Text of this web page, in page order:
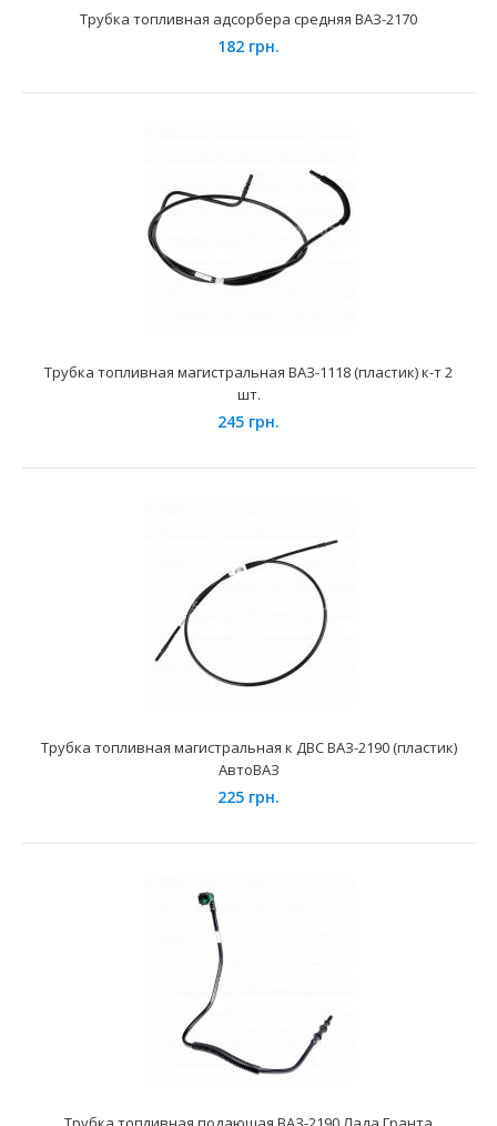
Применение на автомобилях семейства ВАЗ-2104, 2107 и
их модификаций с инжекторными двигателями ..
Топливные шланги ВАЗ-2112 (к-т.)
Применение на автомобилях семейства ВАЗ-2110, 2111,
2112 и их модификаций с двигателями рабочим объё..
Топливные шланги ВАЗ-21214i (к-т.)
Трубка топливная адсорбера средняя ВАЗ-2170
182 грн.
Трубка топливная магистральная ВАЗ-1118 (пластик) к-т 2
шт.
245 грн.
Трубка топливная магистральная к ДВС ВАЗ-2190 (пластик)
АвтоВАЗ
225 грн.